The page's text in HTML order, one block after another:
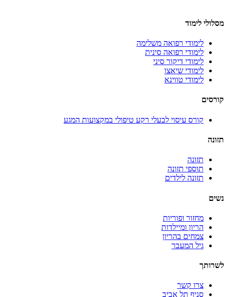
מסלולי לימוד
לימודי רפואה משלימה
לימודי רפואה סינית
לימודי דיקור סיני
לימודי שיאצו
לימודי טווינא
קורסים
קורס עיסוי לבעלי רקע טיפולי במקצועות המגע
תזונה
תזונה
תוספי תזונה
תזונה לילדים
נשים
מחזור ופוריות
הריון ומיילדות
צמחים בהריון
גיל המעבר
לשרותך
צרו קשר
סניף תל אביב